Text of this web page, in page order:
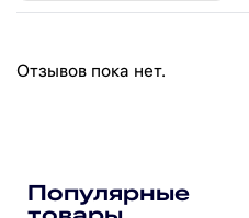
Отзывов пока нет.
Популярные